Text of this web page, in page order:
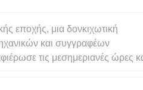
εποχής, μια δονκιχωτική
και συγγραφέων
τις μεσημεριανές ώρες